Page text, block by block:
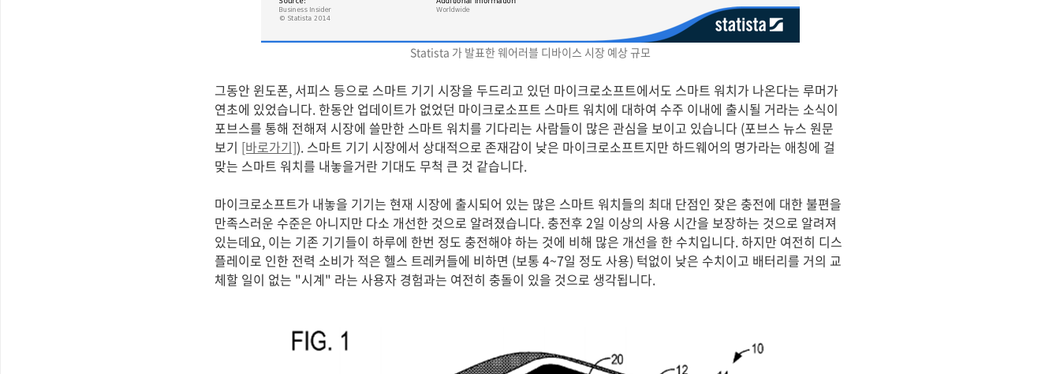
Statista 가 발표한 웨어러블 디바이스 시장 예상 규모
그동안 윈도폰, 서피스 등으로 스마트 기기 시장을 두드리고 있던 마이크로소프트에서도 스마트 워치가 나온다는 루머가
연초에 있었습니다. 한동안 업데이트가 없었던 마이크로소프트 스마트 워치에 대하여 수주 이내에 출시될 거라는 소식이
포브스를 통해 전해져 시장에 쓸만한 스마트 워치를 기다리는 사람들이 많은 관심을 보이고 있습니다 (포브스 뉴스 원문
보기 [바로가기]). 스마트 기기 시장에서 상대적으로 존재감이 낮은 마이크로소프트지만 하드웨어의 명가라는 애칭에 걸
맞는 스마트 워치를 내놓을거란 기대도 무척 큰 것 같습니다.
마이크로소프트가 내놓을 기기는 현재 시장에 출시되어 있는 많은 스마트 워치들의 최대 단점인 잦은 충전에 대한 불편을
만족스러운 수준은 아니지만 다소 개선한 것으로 알려졌습니다. 충전후 2일 이상의 사용 시간을 보장하는 것으로 알려져
있는데요, 이는 기존 기기들이 하루에 한번 정도 충전해야 하는 것에 비해 많은 개선을 한 수치입니다. 하지만 여전히 디스
플레이로 인한 전력 소비가 적은 헬스 트레커들에 비하면 (보통 4~7일 정도 사용) 턱없이 낮은 수치이고 배터리를 거의 교
체할 일이 없는 "시계" 라는 사용자 경험과는 여전히 충돌이 있을 것으로 생각됩니다.